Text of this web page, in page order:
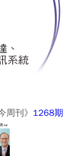
刊》 1268期